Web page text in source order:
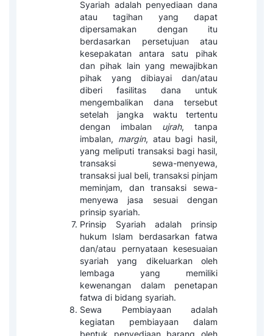
Syariah adalah penyediaan dana
atau tagihan yang dapat
dipersamakan dengan itu
berdasarkan persetujuan atau
kesepakatan antara satu pihak
dan pihak lain yang mewajibkan
pihak yang dibiayai dan/atau
diberi fasilitas dana untuk
mengembalikan dana tersebut
setelah jangka waktu tertentu
dengan imbalan ujrah, tanpa
imbalan, margin, atau bagi hasil,
yang meliputi transaksi bagi hasil,
transaksi sewa-menyewa,
transaksi jual beli, transaksi pinjam
meminjam, dan transaksi sewa-
menyewa jasa sesuai dengan
prinsip syariah.
Prinsip Syariah adalah prinsip
hukum Islam berdasarkan fatwa
dan/atau pernyataan kesesuaian
syariah yang dikeluarkan oleh
lembaga yang memiliki
kewenangan dalam penetapan
fatwa di bidang syariah.
Sewa Pembiayaan adalah
kegiatan pembiayaan dalam
bentuk penyediaan barang oleh